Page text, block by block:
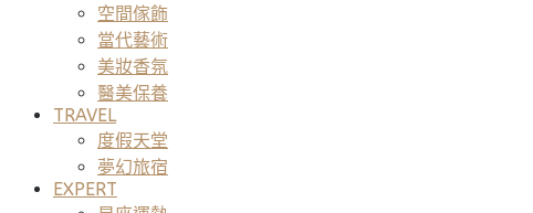
空間傢飾
當代藝術
美妝香氛
醫美保養
TRAVEL
度假天堂
夢幻旅宿
EXPERT